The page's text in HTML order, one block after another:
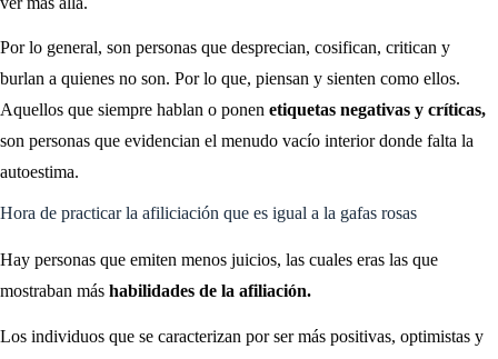
Por lo general, son personas que desprecian, cosifican, critican y
burlan a quienes no son. Por lo que, piensan y sienten como ellos.
Aquellos que siempre hablan o ponen etiquetas negativas y críticas,
son personas que evidencian el menudo vacío interior donde falta la
autoestima.
Hora de practicar la afiliciación que es igual a la gafas rosas
Hay personas que emiten menos juicios, las cuales eras las que
mostraban más habilidades de la afiliación.
Los individuos que se caracterizan por ser más positivas, optimistas y